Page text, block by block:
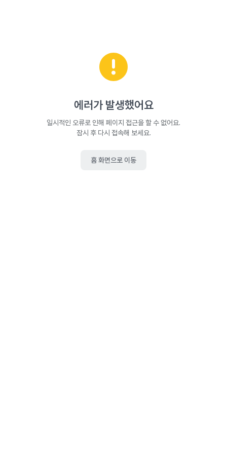
에러가 발생했어요
일시적인 오류로 인해 페이지 접근을 할 수 없어요.
잠시 후 다시 접속해 보세요.
홈 화면으로 이동